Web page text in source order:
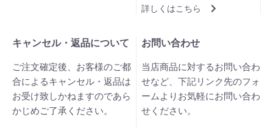
詳しくはこちら
キャンセル・返品について
ご注文確定後、お客様のご都
合によるキャンセル・返品は
お受け致しかねますのであら
かじめご了承ください。
お問い合わせ
当店商品に対するお問い合わ
せなど、下記リンク先のフォ
ームよりお気軽にお問い合わ
せください。